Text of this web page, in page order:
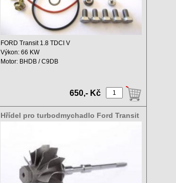
FORD Transit 1.8 TDCI V
Výkon: 66 KW
Motor: BHDB / C9DB
650,- Kč
Hřídel pro turbodmychadlo Ford Transit